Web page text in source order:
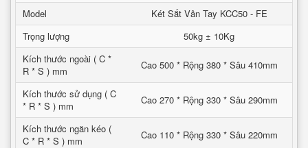
Model
Két Sắt Vân Tay KCC50 - FE
Trọng lượng
50kg ± 10Kg
Kích thước ngoài ( C *
R * S ) mm
Cao 500 * Rộng 380 * Sâu 410mm
Kích thước sử dụng ( C
* R * S ) mm
Cao 270 * Rộng 330 * Sâu 290mm
Kích thước ngăn kéo (
C * R * S ) mm
Cao 110 * Rộng 330 * Sâu 220mm